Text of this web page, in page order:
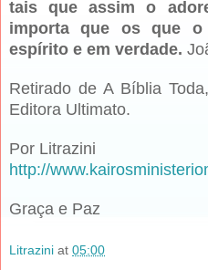
tais que assim o
importa que os que o
espírito e em verdade.
Retirado de A Bíblia
Editora Ultimato.
Por Litrazini
http://
Graça e Paz
Litrazini at 05:00